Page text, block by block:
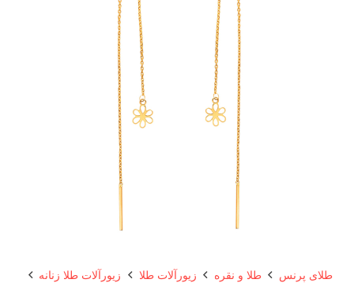
طلای پرنس طلا و نقره زیورآلات طلا
زیورآلات طلا زنانه